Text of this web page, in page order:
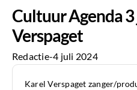
Cultuur Agenda
Verspaget
Redactie-4 juli 2024
Karel Verspaget zanger/